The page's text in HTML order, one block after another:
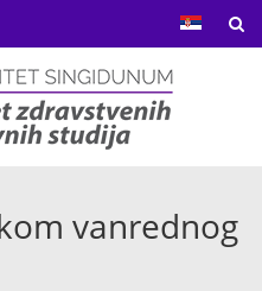
vanrednog